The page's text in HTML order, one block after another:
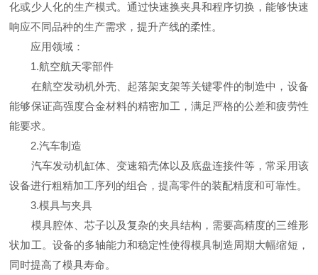
化或少人化的生产模式。通过快速换夹具和程序切换，能够快速
响应不同品种的生产需求，提升产线的柔性。
应用领域：
1.航空航天零部件
在航空发动机外壳、起落架支架等关键零件的制造中，设备
能够保证高强度合金材料的精密加工，满足严格的公差和疲劳性
能要求。
2.汽车制造
汽车发动机缸体、变速箱壳体以及底盘连接件等，常采用该
设备进行粗精加工序列的组合，提高零件的装配精度和可靠性。
3.模具与夹具
模具腔体、芯子以及复杂的夹具结构，需要高精度的三维形
状加工。设备的多轴能力和稳定性使得模具制造周期大幅缩短，
同时提高了模具寿命。